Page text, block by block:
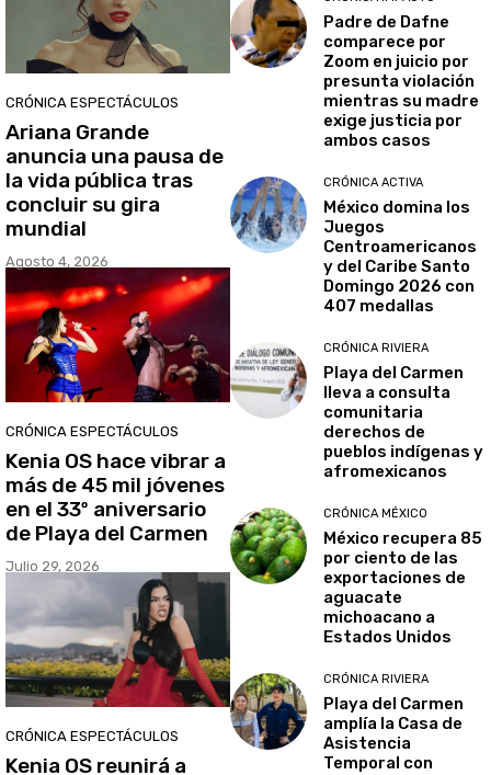
CRÓNICA ESPECTÁCULOS
Ariana Grande
anuncia una pausa de
la vida pública tras
concluir su gira
mundial
Agosto 4, 2026
CRÓNICA ESPECTÁCULOS
Kenia OS hace vibrar a
más de 45 mil jóvenes
en el 33º aniversario
de Playa del Carmen
Julio 29, 2026
CRÓNICA ESPECTÁCULOS
Kenia OS reunirá a
Padre de Dafne
comparece por
Zoom en juicio por
presunta violación
mientras su madre
exige justicia por
ambos casos
CRÓNICA ACTIVA
México domina los
Juegos
Centroamericanos
y del Caribe Santo
Domingo 2026 con
407 medallas
CRÓNICA RIVIERA
Playa del Carmen
lleva a consulta
comunitaria
derechos de
pueblos indígenas y
afromexicanos
CRÓNICA MÉXICO
México recupera 85
por ciento de las
exportaciones de
aguacate
michoacano a
Estados Unidos
CRÓNICA RIVIERA
Playa del Carmen
amplía la Casa de
Asistencia
Temporal con